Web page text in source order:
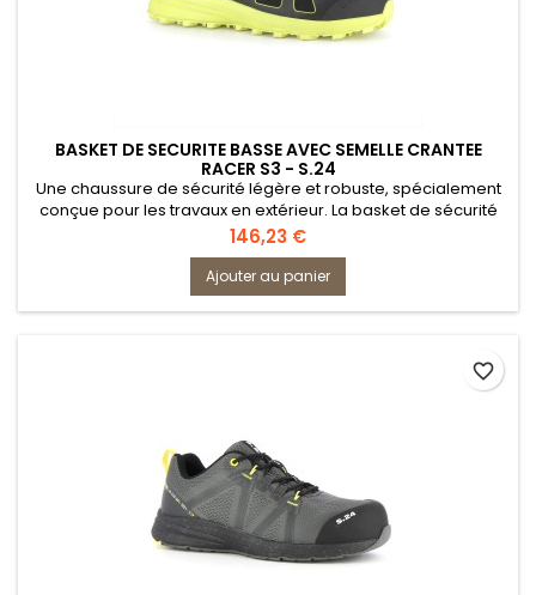
BASKET DE SECURITE BASSE AVEC SEMELLE CRANTEE
RACER S3 - S.24
Une chaussure de sécurité légère et robuste, spécialement
conçue pour les travaux en extérieur. La basket de sécurité
S.24 appartient à la gamme Crosslight Evo et répond aux
normes EN 20345 S3 WR. Équipée d'une membrane imper
respirante, elle empêche l'infiltration de l'eau tout en
permettant aux pieds de respirer. Cette version présente une
semelle...
Prix
146,23 €
Ajouter au panier
favorite_border